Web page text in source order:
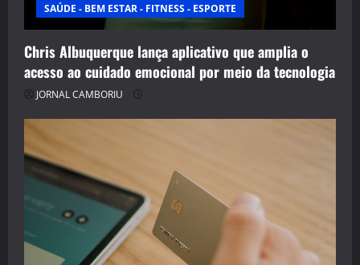
SAÚDE - BEM ESTAR - FITNESS - ESPORTE
Chris Albuquerque lança aplicativo que amplia o
acesso ao cuidado emocional por meio da tecnologia
JORNAL CAMBORIU